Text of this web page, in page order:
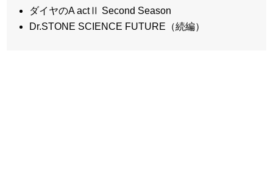
ダイヤのA actⅡ Second Season
Dr.STONE SCIENCE FUTURE（続編）